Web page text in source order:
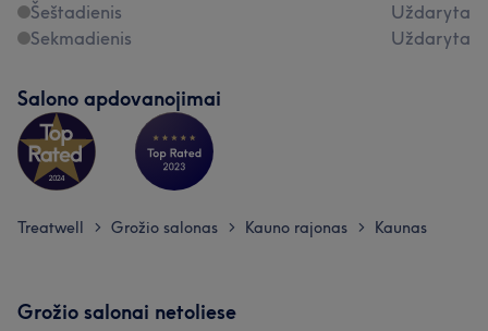
Šeštadienis
Uždaryta
Sekmadienis
Uždaryta
Salono apdovanojimai
Treatwell > Grožio salonas > Kauno rajonas > Kaunas
Grožio salonai netoliese